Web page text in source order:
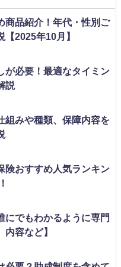
商品紹介！年代・性別ご
【2025年10月】
が必要！最適なタイミン
説
組みや種類、保障内容を
険おすすめ人気ランキン
にでもわかるように専門
容など】